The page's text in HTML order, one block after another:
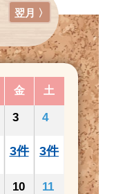
翌月 〉
金 土
3
3件
4
3件
10 11